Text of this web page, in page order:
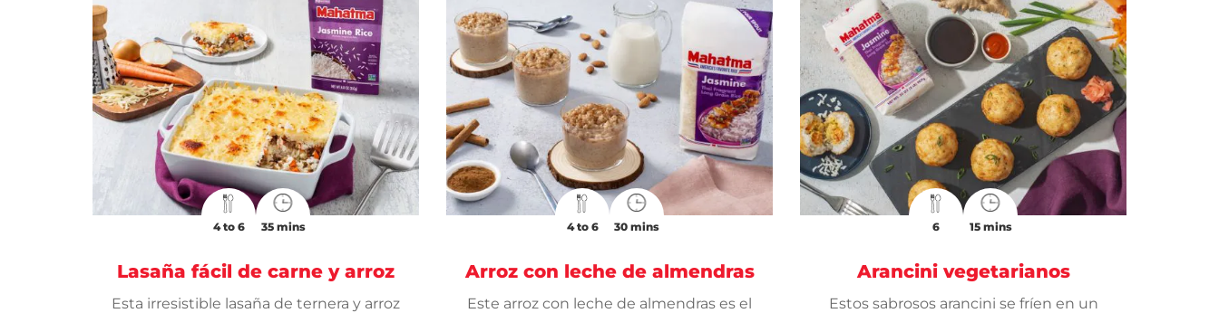
4 to 6 35 mins
Lasaña fácil de carne y arroz
Esta irresistible lasaña de ternera y arroz
4 to 6 30 mins
Arroz con leche de almendras
Este arroz con leche de almendras es el
6 15 mins
Arancini vegetarianos
Estos sabrosos arancini se fríen en un